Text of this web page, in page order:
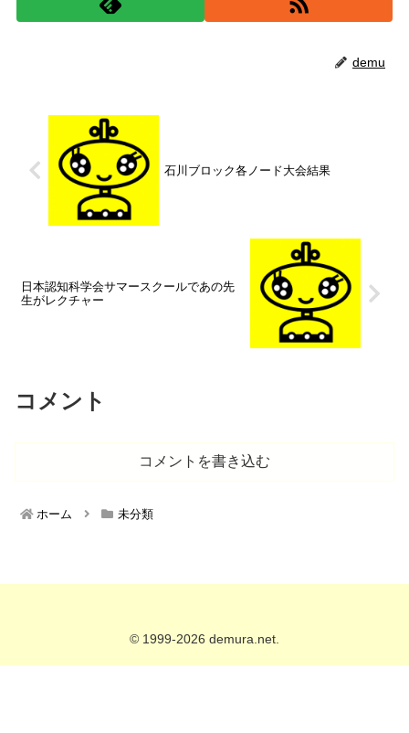
demu
石川ブロック各ノード大会結果
日本認知科学会サマースクールであの先
生がレクチャー
コメント
コメントを書き込む
ホーム 未分類
© 1999-2026 demura.net.